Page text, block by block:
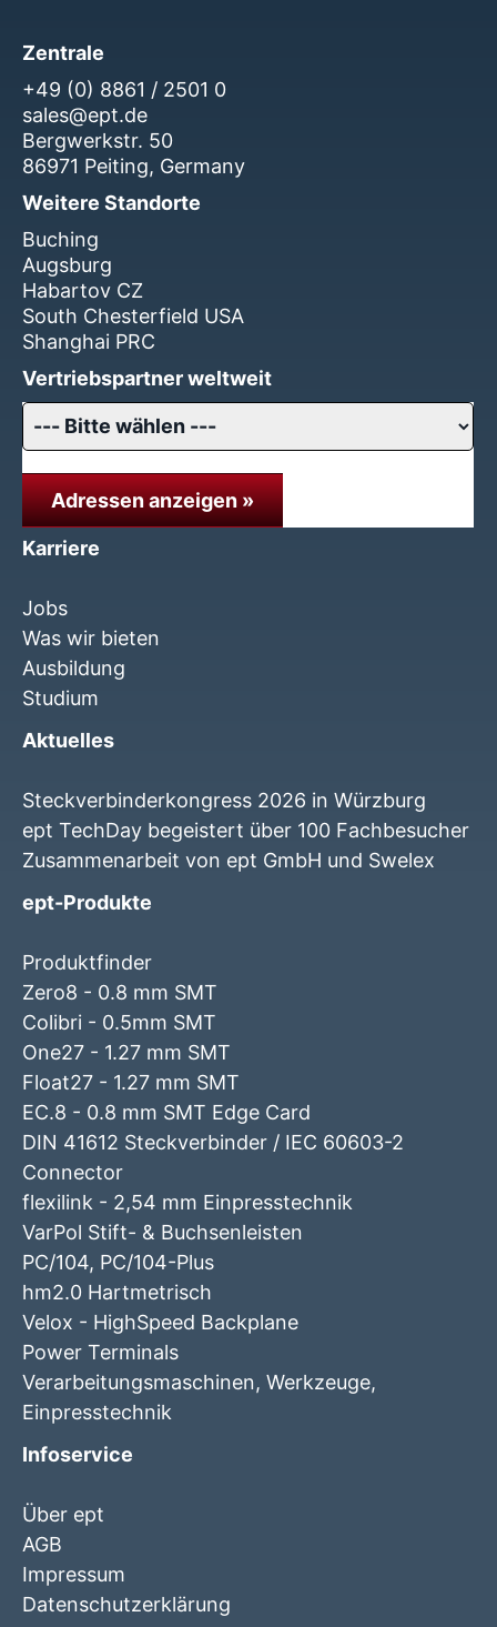
Zentrale
+49 (0) 8861 / 2501 0
sales@ept.de
Bergwerkstr. 50
86971 Peiting, Germany
Weitere Standorte
Buching
Augsburg
Habartov CZ
South Chesterfield USA
Shanghai PRC
Vertriebspartner weltweit
Adressen anzeigen »
Karriere
Jobs
Was wir bieten
Ausbildung
Studium
Aktuelles
Steckverbinderkongress 2026 in Würzburg
ept TechDay begeistert über 100 Fachbesucher
Zusammenarbeit von ept GmbH und Swelex
ept-Produkte
Produktfinder
Zero8 - 0.8 mm SMT
Colibri - 0.5mm SMT
One27 - 1.27 mm SMT
Float27 - 1.27 mm SMT
EC.8 - 0.8 mm SMT Edge Card
DIN 41612 Steckverbinder / IEC 60603-2
Connector
flexilink - 2,54 mm Einpresstechnik
VarPol Stift- & Buchsenleisten
PC/104, PC/104-Plus
hm2.0 Hartmetrisch
Velox - HighSpeed Backplane
Power Terminals
Verarbeitungsmaschinen, Werkzeuge,
Einpresstechnik
Infoservice
Über ept
AGB
Impressum
Datenschutzerklärung